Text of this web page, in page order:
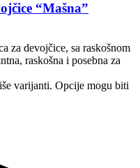
“Mašna”
za devojčice, sa raskošnom
raskošna i posebna za
varijanti. Opcije mogu biti